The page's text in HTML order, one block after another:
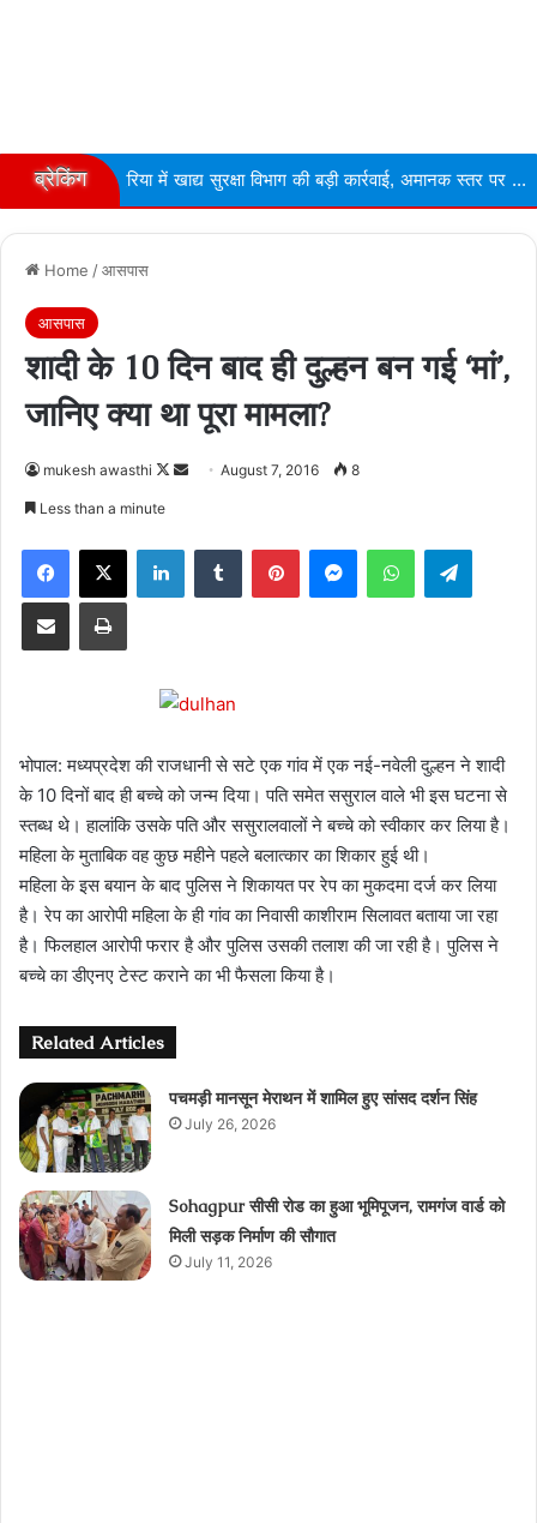
ब्रेकिंग
में खाद्य सुरक्षा विभाग की बड़ी कार्रवाई, अमानक स्तर पर ...
Home /आसपास
आसपास
शादी के 10 दिन बाद ही दुल्हन बन गई ‘मां’,
जानिए क्या था पूरा मामला?
mukesh awasthi
Follow
SendAugust 7, 2016 8
Less than a minute
Facebook
X LinkedInTumblr PinterestMessengerWhatsApp
Share via Email Print
भोपाल: मध्यप्रदेश की राजधानी से सटे एक गांव में एक नई-नवेली दुल्हन ने शादी
के 10 दिनों बाद ही बच्चे को जन्म दिया। पति समेत ससुराल वाले भी इस घटना से
स्तब्ध थे। हालांकि उसके पति और ससुरालवालों ने बच्चे को स्वीकार कर लिया है।
महिला के मुताबिक वह कुछ महीने पहले बलात्कार का शिकार हुई थी।
महिला के इस बयान के बाद पुलिस ने शिकायत पर रेप का मुकदमा दर्ज कर लिया
है। रेप का आरोपी महिला के ही गांव का निवासी काशीराम सिलावत बताया जा रहा
है। फिलहाल आरोपी फरार है और पुलिस उसकी तलाश की जा रही है। पुलिस ने
बच्चे का डीएनए टेस्ट कराने का भी फैसला किया है।
Related Articles
पचमड़ी मानसून मेराथन में शामिल हुए सांसद दर्शन सिंह
July 26, 2026
Sohagpur सीसी रोड का हुआ भूमिपूजन, रामगंज वार्ड को
मिली सड़क निर्माण की सौगात
July 11, 2026